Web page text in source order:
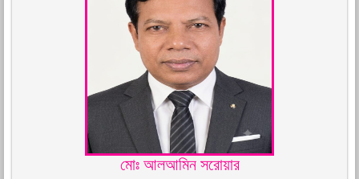
মোঃ আলআমিন সরোয়ার